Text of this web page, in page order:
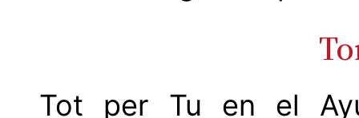
Tot per Tu en el